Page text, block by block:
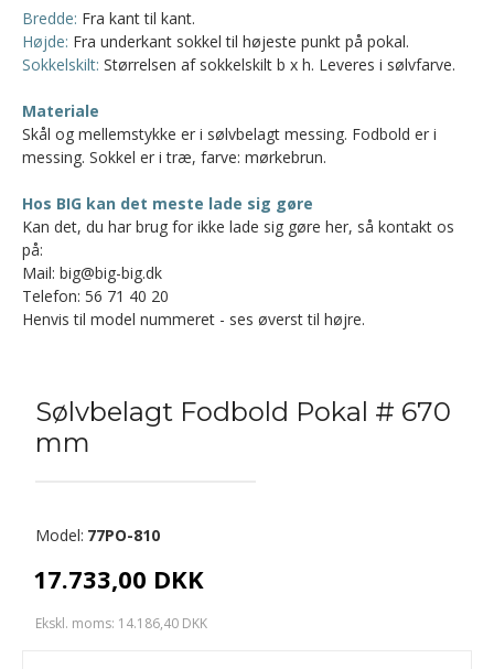
Bredde: Fra kant til kant.
Højde: Fra underkant sokkel til højeste punkt på pokal.
Sokkelskilt: Størrelsen af sokkelskilt b x h. Leveres i sølvfarve.
Materiale
Skål og mellemstykke er i sølvbelagt messing. Fodbold er i
messing. Sokkel er i træ, farve: mørkebrun.
Hos BIG kan det meste lade sig gøre
Kan det, du har brug for ikke lade sig gøre her, så kontakt os
på:
Mail: big@big-big.dk
Telefon: 56 71 40 20
Henvis til model nummeret - ses øverst til højre.
Sølvbelagt Fodbold Pokal # 670
mm
17.733,00 DKK
Ekskl. moms: 14.186,40 DKK
Model: 77PO-810